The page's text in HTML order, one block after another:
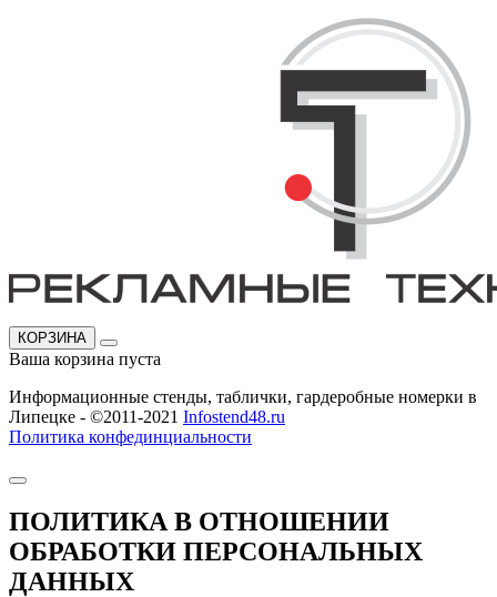
КОРЗИНА
Ваша корзина пуста
Информационные стенды, таблички, гардеробные номерки в
Липецке - ©2011-2021 Infostend48.ru
Политика конфединциальности
ПОЛИТИКА В ОТНОШЕНИИ
ОБРАБОТКИ ПЕРСОНАЛЬНЫХ
ДАННЫХ